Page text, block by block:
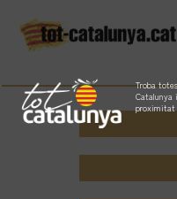
Troba
Catalunya
proximitat